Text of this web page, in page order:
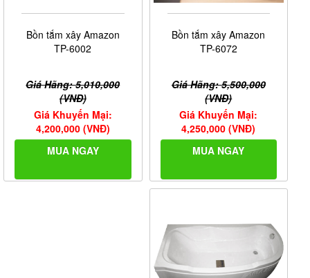
Bồn tắm xây Amazon
TP-6002
Giá Hãng: 5,010,000
(VNĐ)
Giá Khuyến Mại:
4,200,000 (VNĐ)
MUA NGAY
Bồn tắm xây Amazon
TP-6072
Giá Hãng: 5,500,000
(VNĐ)
Giá Khuyến Mại:
4,250,000 (VNĐ)
MUA NGAY